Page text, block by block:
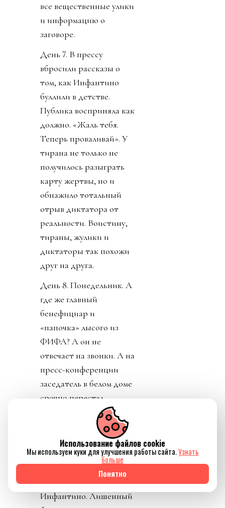
все вещественные улики
и информацию о
заговоре.
День 7. В прессу
вбросили рассказы о
том, как Инфантино
буллили в детстве.
Публика восприняла как
должно. «Жаль тебя.
Теперь проваливай». У
тирана не только не
получилось разыграть
карту жертвы, но и
обнажило тотальный
отрыв диктатора от
реальности. Воистину,
тираны, жулики и
диктаторы так похожи
друг на друга.
День 8. Понедельник. А
где же главный
бенефициар и
«папочка» лысого из
ФИФА? А он не
отвечает на звонки. А на
пресс-конференции
заседатель в белом доме
срочно перестал
понимать, о ком идет
речь, когда его спросили
о лысом корешке.
Картинно вспомнив,
дон заявил, что не
разговаривал с
Инфантино. Лишенный
Использование файлов cookie
Мы используем куки для улучшения работы сайта.Узнать
больше
Понятно